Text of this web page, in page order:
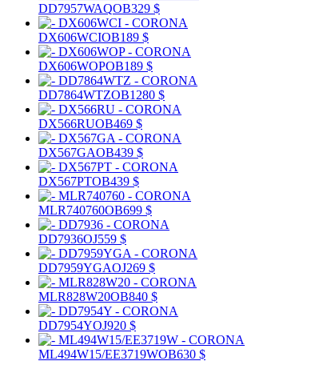
DD7957WAQOB329 $
DX606WCIOB189 $
DX606WOPOB189 $
DD7864WTZOB1280 $
DX566RUOB469 $
DX567GAOB439 $
DX567PTOB439 $
MLR740760OB699 $
DD7936OJ559 $
DD7959YGAOJ269 $
MLR828W20OB840 $
DD7954YOJ920 $
ML494W15/EE3719WOB630 $